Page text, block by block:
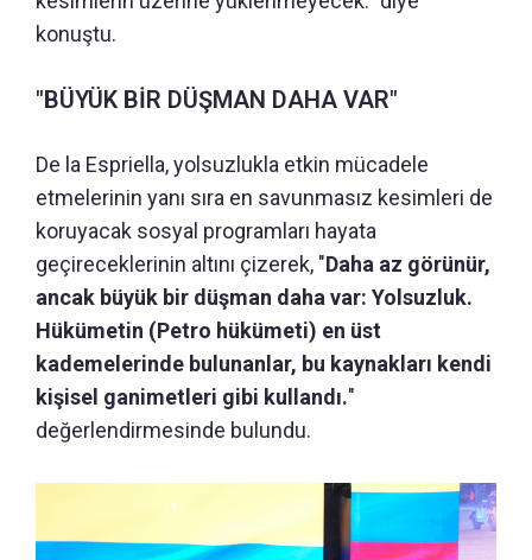
konuştu.
"BÜYÜK BİR DÜŞMAN DAHA VAR"
De la Espriella, yolsuzlukla etkin mücadele
etmelerinin yanı sıra en savunmasız kesimleri de
koruyacak sosyal programları hayata
geçireceklerinin altını çizerek, "Daha az görünür,
ancak büyük bir düşman daha var: Yolsuzluk.
Hükümetin (Petro hükümeti) en üst
kademelerinde bulunanlar, bu kaynakları kendi
kişisel ganimetleri gibi kullandı."
değerlendirmesinde bulundu.